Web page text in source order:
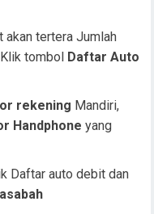
akan tertera Jumlah
tombol
Daftar Auto
rekening Mandiri,
Handphone yang
Daftar auto debit dan